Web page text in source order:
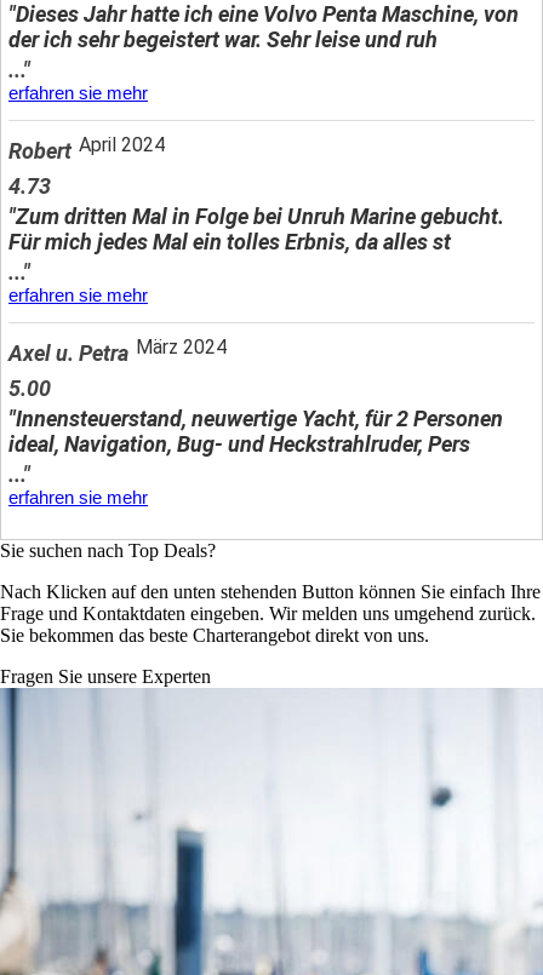
"Dieses Jahr hatte ich eine Volvo Penta Maschine, von
der ich sehr begeistert war. Sehr leise und ruh
..."
erfahren sie mehr
Robert April 2024
4.73
"Zum dritten Mal in Folge bei Unruh Marine gebucht.
Für mich jedes Mal ein tolles Erbnis, da alles st
..."
erfahren sie mehr
Axel u. Petra März 2024
5.00
"Innensteuerstand, neuwertige Yacht, für 2 Personen
ideal, Navigation, Bug- und Heckstrahlruder, Pers
..."
erfahren sie mehr
Sie suchen nach Top Deals?
Nach Klicken auf den unten stehenden Button können Sie einfach Ihre
Frage und Kontaktdaten eingeben. Wir melden uns umgehend zurück.
Sie bekommen das beste Charterangebot direkt von uns.
Fragen Sie unsere Experten